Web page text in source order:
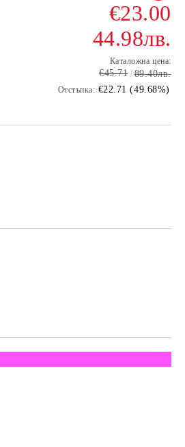
€23.00
44.98лв.
Каталожна цена:
€45.71 89.40лв.
Отстъпка: €22.71 (49.68%)